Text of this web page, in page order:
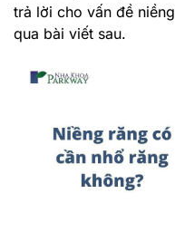
trả lời cho vấn đề
qua bài viết sau.